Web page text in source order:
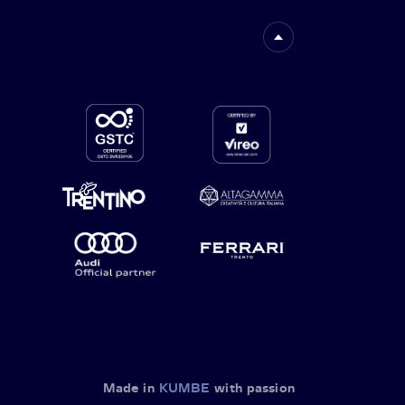
Made in KUMBE with passion